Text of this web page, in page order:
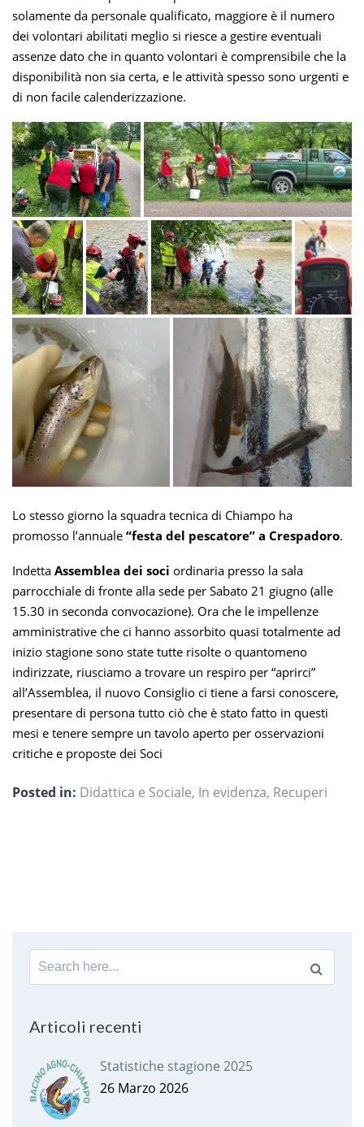
solamente da personale qualificato, maggiore è il numero
dei volontari abilitati meglio si riesce a gestire eventuali
assenze dato che in quanto volontari è comprensibile che la
disponibilità non sia certa, e le attività spesso sono urgenti e
di non facile calenderizzazione.
Lo stesso giorno la squadra tecnica di Chiampo ha
promosso l’annuale “festa del pescatore” a Crespadoro.
Indetta Assemblea dei soci ordinaria presso la sala
parrocchiale di fronte alla sede per Sabato 21 giugno (alle
15.30 in seconda convocazione). Ora che le impellenze
amministrative che ci hanno assorbito quasi totalmente ad
inizio stagione sono state tutte risolte o quantomeno
indirizzate, riusciamo a trovare un respiro per “aprirci”
all’Assemblea, il nuovo Consiglio ci tiene a farsi conoscere,
presentare di persona tutto ciò che è stato fatto in questi
mesi e tenere sempre un tavolo aperto per osservazioni
critiche e proposte dei Soci
Posted in: Didattica e Sociale, In evidenza, Recuperi
Search
for:
Articoli recenti
Statistiche stagione 2025
26 Marzo 2026